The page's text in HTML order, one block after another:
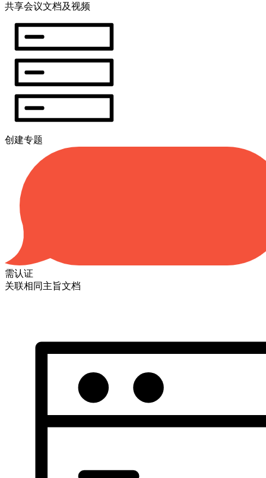
共享会议文档及视频
创建专题
需认证
关联相同主旨文档